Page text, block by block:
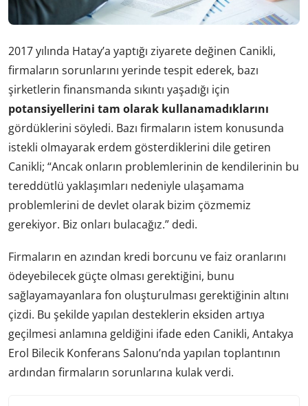
2017 yılında Hatay’a yaptığı ziyarete değinen Canikli,
firmaların sorunlarını yerinde tespit ederek, bazı
şirketlerin finansmanda sıkıntı yaşadığı için
potansiyellerini tam olarak kullanamadıklarını
gördüklerini söyledi. Bazı firmaların istem konusunda
istekli olmayarak erdem gösterdiklerini dile getiren
Canikli; “Ancak onların problemlerinin de kendilerinin bu
tereddütlü yaklaşımları nedeniyle ulaşamama
problemlerini de devlet olarak bizim çözmemiz
gerekiyor. Biz onları bulacağız.” dedi.
Firmaların en azından kredi borcunu ve faiz oranlarını
ödeyebilecek güçte olması gerektiğini, bunu
sağlayamayanlara fon oluşturulması gerektiğinin altını
çizdi. Bu şekilde yapılan desteklerin eksiden artıya
geçilmesi anlamına geldiğini ifade eden Canikli, Antakya
Erol Bilecik Konferans Salonu’nda yapılan toplantının
ardından firmaların sorunlarına kulak verdi.